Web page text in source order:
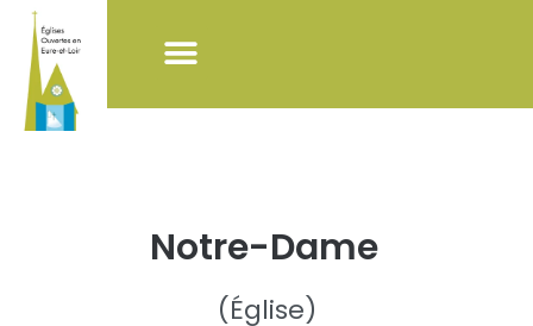
Notre-Dame
(Église)